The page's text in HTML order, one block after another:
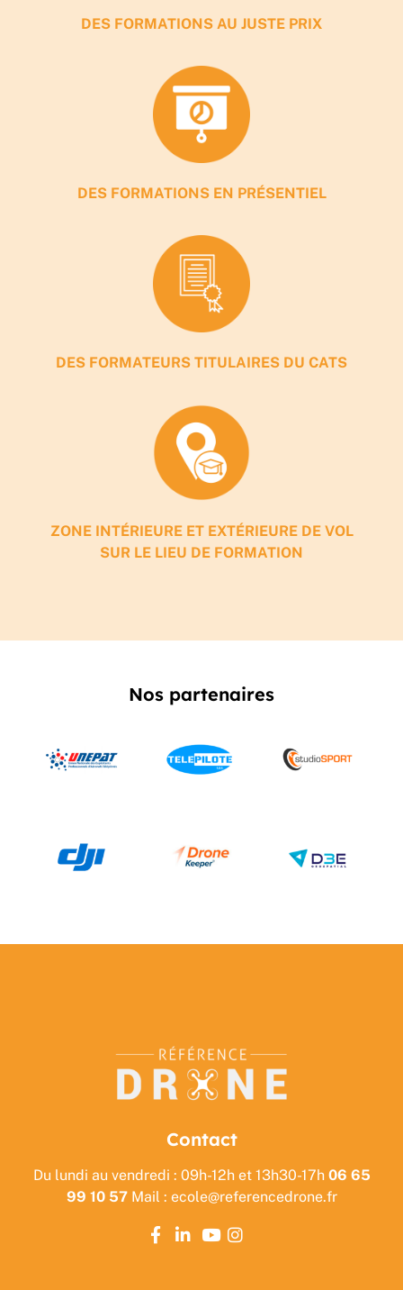
DES FORMATIONS AU JUSTE PRIX
DES FORMATIONS EN PRÉSENTIEL
DES FORMATEURS TITULAIRES DU CATS
ZONE INTÉRIEURE ET EXTÉRIEURE DE VOL
SUR LE LIEU DE FORMATION
Nos partenaires
Contact
Du lundi au vendredi : 09h-12h et 13h30-17h 06 65
99 10 57Mail : ecole@referencedrone.fr